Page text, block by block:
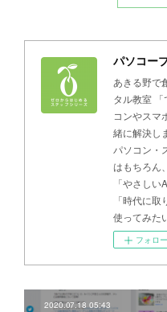
あきる野で
タル教室
コンやスマ
緒に解決し
パソコン・
はもちろん
「やさし
「時代に
使ってみた
フォロー
2020.07.18 05:43